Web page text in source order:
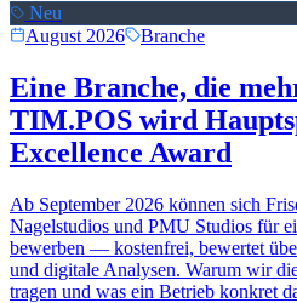
Neu
August 2026
Branche
Eine Branche, die
TIM.POS wird
Excellence Award
Ab September 2026 können sich
Nagelstudios und PMU Studios für
bewerben — kostenfrei, bewertet
und digitale Analysen. Warum wir
tragen und was ein Betrieb konkret